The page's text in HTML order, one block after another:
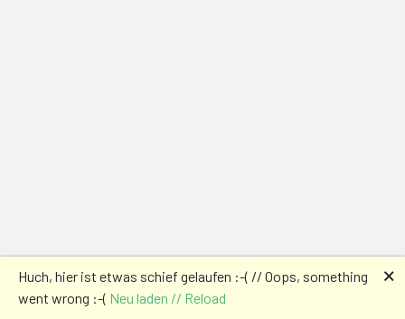
Huch, hier ist etwas schief gelaufen :-( // Oops, something
went wrong :-( Neu laden // Reload
🗙